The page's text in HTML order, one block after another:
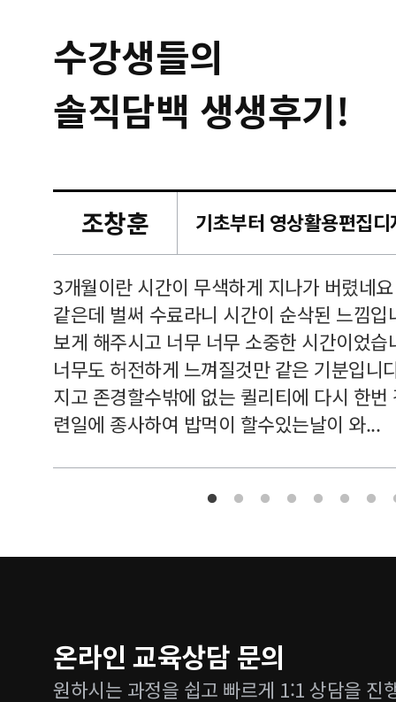
수강생들의
솔직담백 생생후기!
조창훈
3개월이란 시간이 무색하게 지나가 버렸네
같은데 벌써 수료라니 시간이 순삭된 느낌
보게 해주시고 너무 너무 소중한 시간이었
너무도 허전하게 느껴질것만 같은 기분입니
지고 존경할수밖에 없는 퀼리티에 다시 한
련일에 종사하여 밥먹이 할수있는날이 와...
온라인 교육상담 문의
원하시는 과정을 쉽고 빠르게 1:1 상담을 진